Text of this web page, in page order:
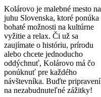
Kolárovo je malebné mesto na
juhu Slovenska, ktoré ponúka
bohaté možnosti na kultúrne
vyžitie a relax. Či už sa
zaujímate o históriu, prírodu
alebo chcete jednoducho
oddýchnuť, Kolárovo má čo
ponúknuť pre každého
návštevníka. Buďte pripravení
na nezabudnuteľné zážitky!